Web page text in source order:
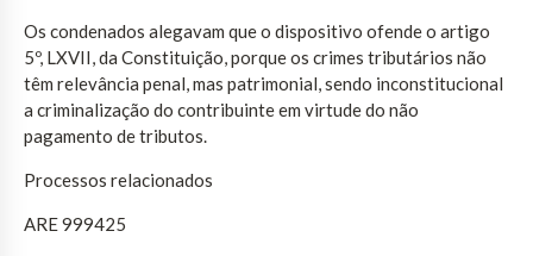
Os condenados alegavam que o dispositivo ofende o artigo
5º, LXVII, da Constituição, porque os crimes tributários não
têm relevância penal, mas patrimonial, sendo inconstitucional
a criminalização do contribuinte em virtude do não
pagamento de tributos.
Processos relacionados
ARE 999425